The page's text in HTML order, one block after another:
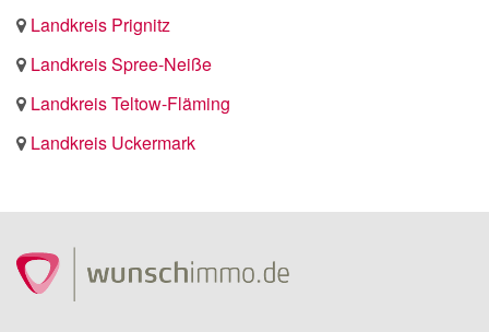
Landkreis Prignitz
Landkreis Spree-Neiße
Landkreis Teltow-Fläming
Landkreis Uckermark